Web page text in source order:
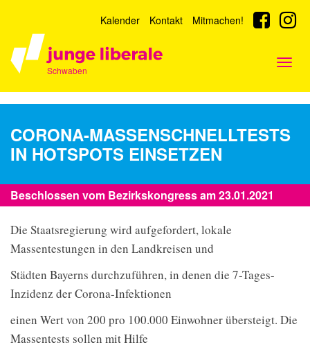
Schwaben
Kalender Kontakt Mitmachen!
CORONA-MASSENSCHNELLTESTS
IN HOTSPOTS EINSETZEN
Beschlossen vom Bezirkskongress am 23.01.2021
Die Staatsregierung wird aufgefordert, lokale
Massentestungen in den Landkreisen und
Städten Bayerns durchzuführen, in denen die 7-Tages-
Inzidenz der Corona-Infektionen
einen Wert von 200 pro 100.000 Einwohner übersteigt. Die
Massentests sollen mit Hilfe